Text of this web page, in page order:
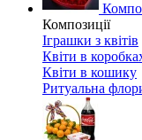
Композиції
Іграшки з квітів
Квіти в
Квіти в кошику
Ритуальна